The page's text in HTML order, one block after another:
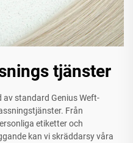
tjänster
standard Genius Weft-
Från
etiketter och
kan vi skräddarsy våra